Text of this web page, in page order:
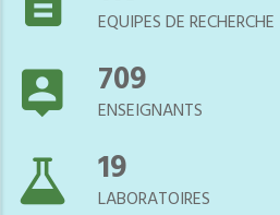
EQUIPES DE RECHERCHE
754
ENSEIGNANTS
21
LABORATOIRES